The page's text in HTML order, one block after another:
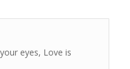
eyes, Love is